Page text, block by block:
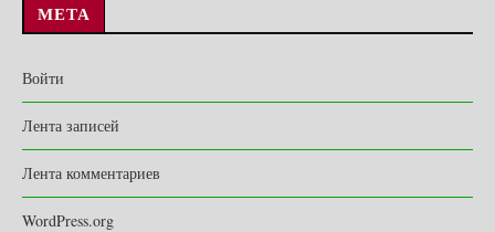
МЕТА
Войти
Лента записей
Лента комментариев
WordPress.org